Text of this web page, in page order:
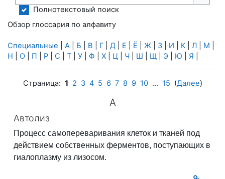
Найти
Полнотекстовый поиск
Обзор глоссария по алфавиту
Специальные А Б В Г Д Е Ё Ж З И К Л М
Н
О П Р С Т У Ф Х Ц Ч Ш Щ Э Ю Я
Страница: 1 2 3 4 5 6 7 8 9 10... 15 (Далее)
А
Автолиз
Процесс самопереваривания клеток и тканей под
действием собственных ферментов, поступающих в
гиалоплазму из лизосом.